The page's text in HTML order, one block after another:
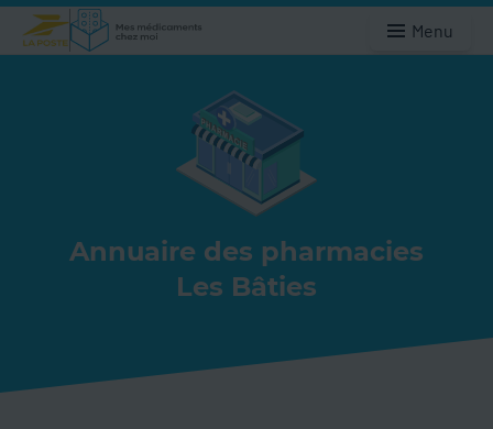
Menu
Annuaire des pharmacies
Les Bâties